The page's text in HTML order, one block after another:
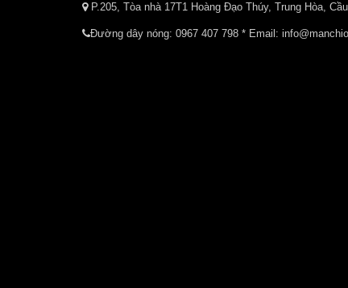
P.205, Tòa nhà 17T1 Hoàng Đạo Thúy, Trung Hòa,
Đường dây nóng: 0967 407 798 * Email: